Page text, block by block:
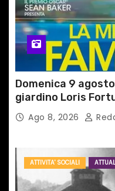
Domenica 9
giardino Loris
TAIPEIAgo 8, 2026
ATTIVITA' SOCIALI